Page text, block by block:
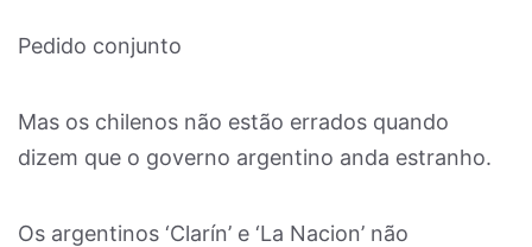
Pedido conjunto
Mas os chilenos não estão errados quando
dizem que o governo argentino anda estranho.
Os argentinos ‘Clarín’ e ‘La Nacion’ não